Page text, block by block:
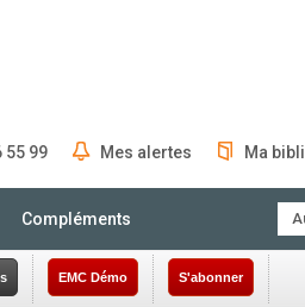
55 99 Mes alertes Ma
Compléments
EMC Démo S'abonner